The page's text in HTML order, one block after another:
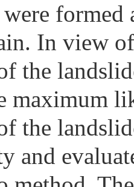
were
In view
the
maximum
the
and